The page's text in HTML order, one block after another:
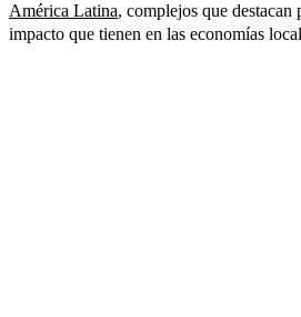
América Latina, complejos que
impacto que tienen en las economías